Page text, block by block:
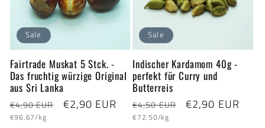
Sale
Fairtrade Muskat 5 Stck. -
Das fruchtig würzige Original
aus Sri Lanka
Normaler
Preis
€4,90 EUR Verkaufspreis
€2,90 EUR
Grundpreis
€96,67/kg
Sale
Indischer Kardamom 40g -
perfekt für Curry und
Butterreis
Normaler
Preis
€4,50 EUR Verkaufspreis
€2,90 EUR
Grundpreis
€72,50/kg